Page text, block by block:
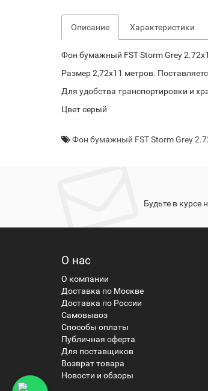
Описание Характеристики
Фон бумажный FST Storm Grey
Размер 2,72х11 метров.
Для удобства транспортировки и
Цвет серый
Фон бумажный FST Storm Grey
Будьте в курсе
О нас
О компании
Доставка по Москве
Доставка по России
Самовывоз
Способы оплаты
Публичная оферта
Для поставщиков
Возврат товара
Новости и обзоры